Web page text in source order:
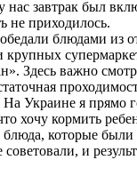
нас завтрак был
не приходилось.
блюдами из
крупных
Здесь важно
На Украине я прямо
хочу кормить
блюда, которые
и